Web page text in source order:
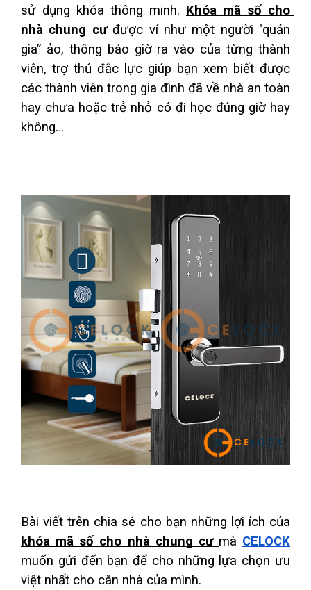
sử dụng khóa thông minh. Khóa mã số cho
nhà chung cư được ví như một người "quản
gia” ảo, thông báo giờ ra vào của từng thành
viên, trợ thủ đắc lực giúp bạn xem biết được
các thành viên trong gia đình đã về nhà an toàn
hay chưa hoặc trẻ nhỏ có đi học đúng giờ hay
không…
khóa mã số cho nhà chung cư mà CELOCK
muốn gửi đến bạn để cho những lựa chọn ưu
việt nhất cho căn nhà của mình.